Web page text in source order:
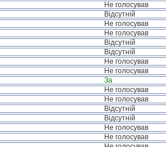
Не голосував
Відсутній
Не голосував
Не голосував
Відсутній
Відсутній
Не голосував
Не голосував
За
Не голосував
Не голосував
Відсутній
Відсутній
Не голосував
Не голосував